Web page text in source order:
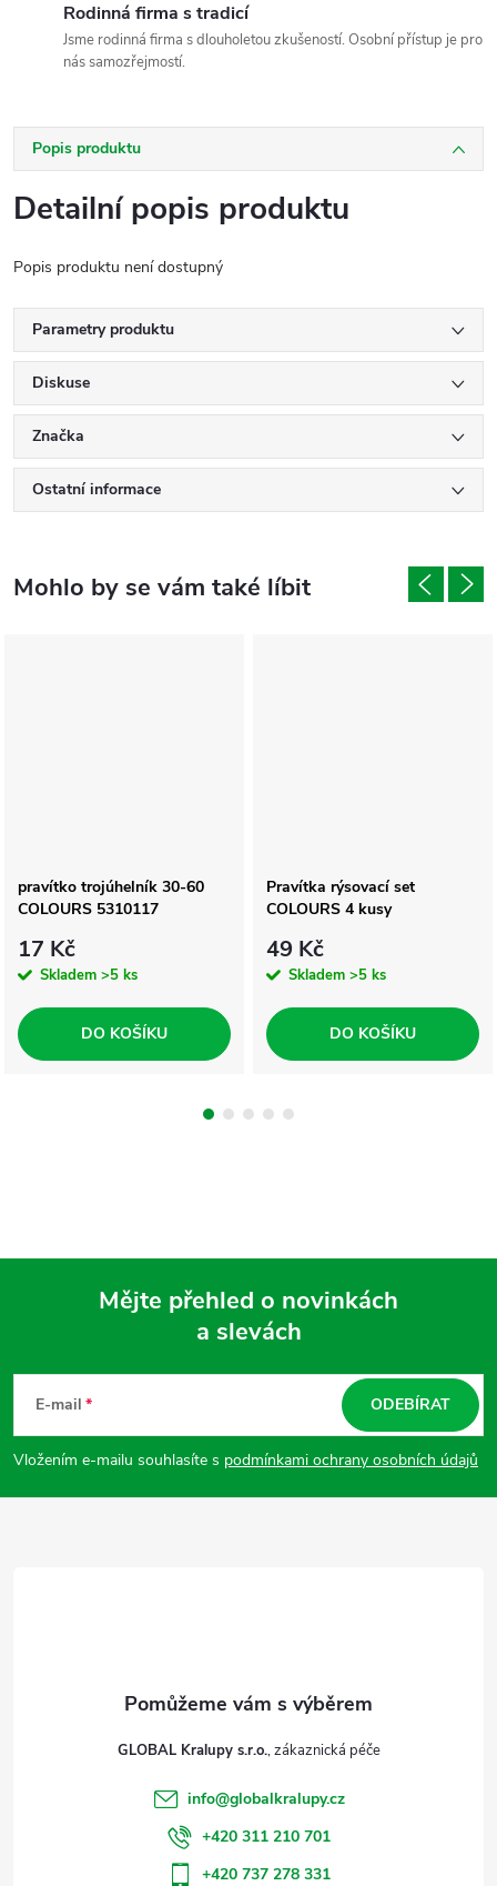
Rodinná firma s tradicí
Jsme rodinná firma s dlouholetou zkušeností. Osobní přístup je pro
nás samozřejmostí.
Popis produktu
Detailní popis produktu
Popis produktu není dostupný
Parametry produktu
Diskuse
Značka
Ostatní informace
pravítko trojúhelník 30-60
COLOURS 5310117
17 Kč
Skladem >5 ks
DO KOŠÍKU
Pravítka rýsovací set
COLOURS 4 kusy
49 Kč
Skladem >5 ks
DO KOŠÍKU
p
a
Mějte přehled o novinkách
a slevách
E-mail
Vložením e-mailu souhlasíte s podmínkami ochrany osobních údajů
ODEBÍRAT
GLOBAL Kralupy s.r.o.
info@globalkralupy.cz
+420 311 210 701
+420 737 278 331